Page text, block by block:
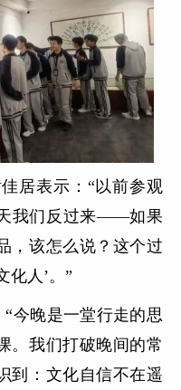
居表示：“以前参观
我们反过来——如果
，该怎么说？这个过
化人’。”
今晚是一堂行走的思
。我们打破晚间的常
到：文化自信不在遥